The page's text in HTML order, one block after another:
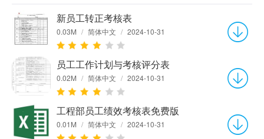
新员工转正考核表
0.03M / 简体中文 / 2024-10-31
员工工作计划与考核评分表
0.02M / 简体中文 / 2024-10-31
工程部员工绩效考核表免费版
0.01M / 简体中文 / 2024-10-31